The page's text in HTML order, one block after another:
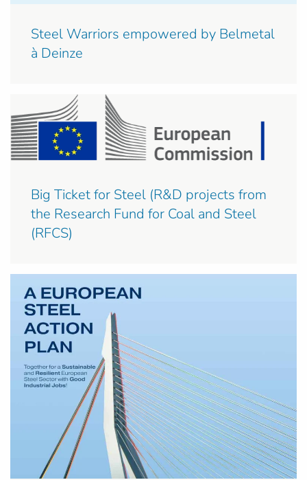
Steel Warriors empowered by Belmetal
à Deinze
Big Ticket for Steel (R&D projects from
the Research Fund for Coal and Steel
(RFCS)